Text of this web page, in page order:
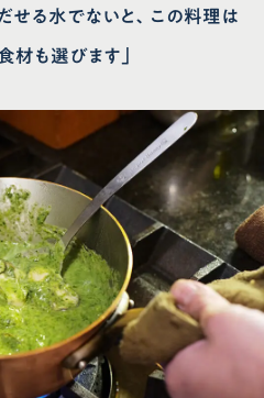
せる水でないと、この料理は
材も選びます」